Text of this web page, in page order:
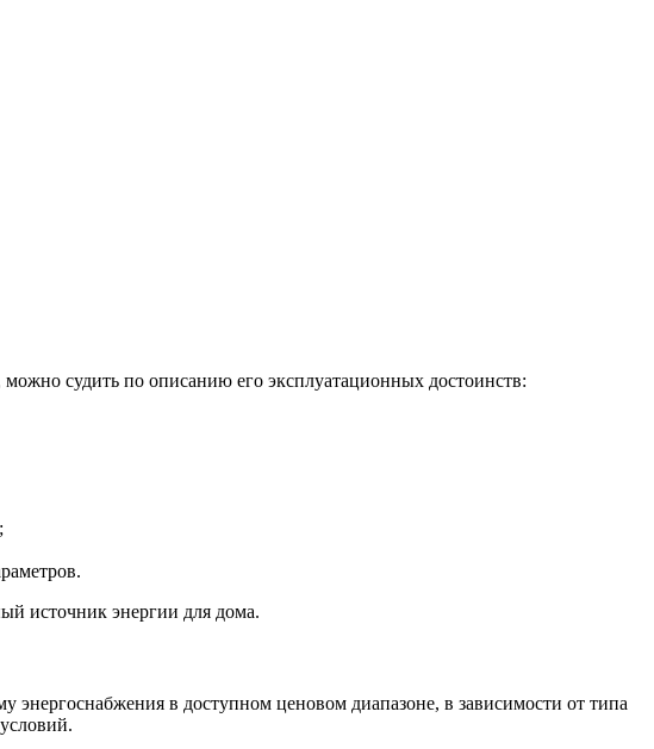
судить по описанию его эксплуатационных достоинств:
источник энергии для дома.
энергоснабжения в доступном ценовом диапазоне, в зависимости от типа